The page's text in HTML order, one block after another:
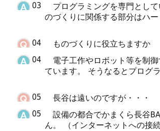
03
プログラミングを専門とし
のづくりに関係する部分はハ
04
ものづくりに役立ちますか
04
電子工作やロボット等を制御
ています。 そうなるとプログ
05
長谷は遠いのですが・・・
05
設備の都合でかまくら長谷
ん。 （インターネットへの接